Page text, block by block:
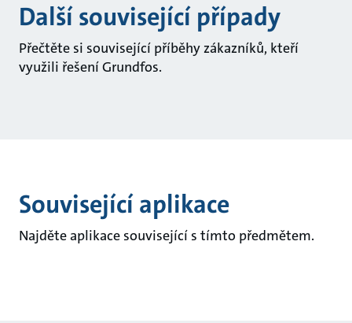
Další související případy
Přečtěte si související příběhy zákazníků, kteří
využili řešení Grundfos.
Související aplikace
Najděte aplikace související s tímto předmětem.